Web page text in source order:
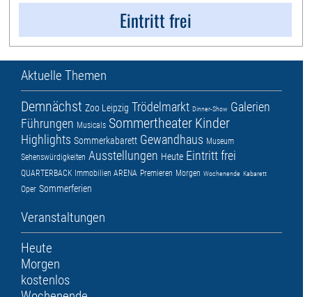
Eintritt frei
Aktuelle Themen
Demnächst Zoo Leipzig Trödelmarkt Dinner-Show Galerien
Führungen Musicals Sommertheater Kinder
Highlights Sommerkabarett Gewandhaus Museum
Sehenswürdigkeiten Ausstellungen Heute Eintritt frei
QUARTERBACK Immobilien ARENA Premieren Morgen Wochenende Kabarett
Oper Sommerferien
Veranstaltungen
Heute
Morgen
kostenlos